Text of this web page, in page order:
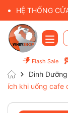
HỆ THỐNG
Flash Sale
Dinh
ích khi uống cafe